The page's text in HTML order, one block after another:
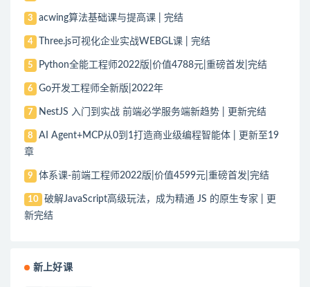
3 acwing算法基础课与提高课 | 完结
4 Three.js可视化企业实战WEBGL课 | 完结
5 Python全能工程师2022版|价值4788元|重磅首发|完结
6 Go开发工程师全新版|2022年
7 NestJS 入门到实战 前端必学服务端新趋势 | 更新完结
8
AI Agent+MCP从0到1打造商业级编程智能体 | 更新至19
章
9 体系课-前端工程师2022版|价值4599元|重磅首发|完结
10
破解JavaScript高级玩法，成为精通 JS 的原生专家 | 更
新完结
新上好课